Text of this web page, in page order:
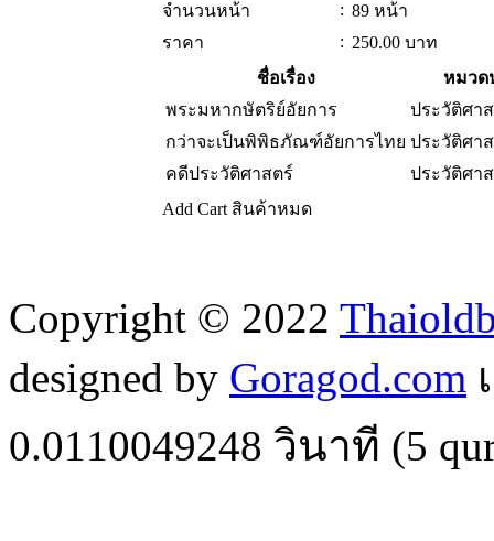
จำนวนหน้า
: 89 หน้า
ราคา
: 250.00 บาท
ชื่อเรื่อง
หมวด
พระมหากษัตริย์อัยการ
ประวัติศา
กว่าจะเป็นพิพิธภัณฑ์อัยการไทย ประวัติศา
คดีประวัติศาสตร์
ประวัติศา
Add Cart สินค้าหมด
Copyright © 2022
designed by Goragod.com
0.0110049248 วินาที (5